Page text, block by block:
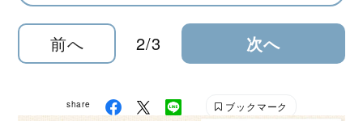
前へ 2/3 次へ
share ブックマーク